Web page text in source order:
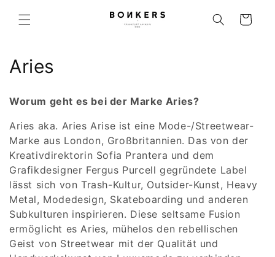
zum Inhalt Warenkorb
Kategorie:
Aries
Worum geht es bei der Marke Aries?
Aries aka. Aries Arise ist eine Mode-/Streetwear-
Marke aus London, Großbritannien. Das von der
Kreativdirektorin Sofia Prantera und dem
Grafikdesigner Fergus Purcell gegründete Label
lässt sich von Trash-Kultur, Outsider-Kunst, Heavy
Metal, Modedesign, Skateboarding und anderen
Subkulturen inspirieren. Diese seltsame Fusion
ermöglicht es Aries, mühelos den rebellischen
Geist von Streetwear mit der Qualität und